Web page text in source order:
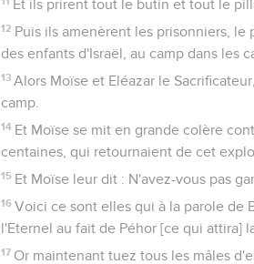
Et ils prirent tout le butin et tout le
12 Puis ils amenèrent les prisonniers, le
des enfants d'Israël, au camp dans les
13 Alors Moïse et Eléazar le
camp.
14 Et Moïse se mit en grande colère
centaines, qui retournaient de cet
15 Et Moïse leur dit : N'avez-vous pas
16 Voici ce sont elles qui à la parole de
l'Eternel au fait de Péhor [ce qui attira]
17 Or maintenant tuez tous les mâles